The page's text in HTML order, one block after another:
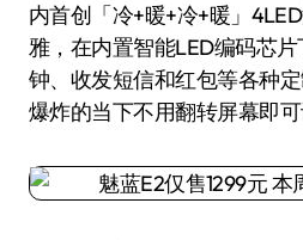
内首创「冷+暖+冷+暖」
雅，在内置智能LED编码芯
钟、收发短信和红包等各种
爆炸的当下不用翻转屏幕即可